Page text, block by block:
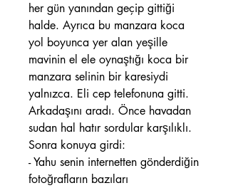
her gün yanından geçip gittiği
halde. Ayrıca bu manzara koca
yol boyunca yer alan yeşille
mavinin el ele oynaştığı koca bir
manzara selinin bir karesiydi
yalnızca. Eli cep telefonuna gitti.
Arkadaşını aradı. Önce havadan
sudan hal hatır sordular karşılıklı.
Sonra konuya girdi:
- Yahu senin internetten gönderdiğin
fotoğrafların bazıları